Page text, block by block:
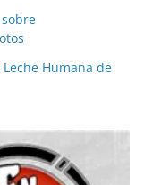
Humana de